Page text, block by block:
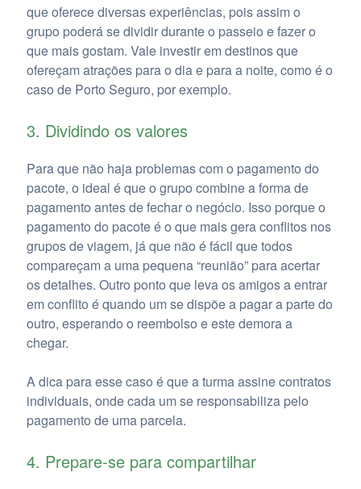
que oferece diversas experiências, pois assim o
grupo poderá se dividir durante o passeio e fazer o
que mais gostam. Vale investir em destinos que
ofereçam atrações para o dia e para a noite, como é o
caso de Porto Seguro, por exemplo.
3. Dividindo os valores
Para que não haja problemas com o pagamento do
pacote, o ideal é que o grupo combine a forma de
pagamento antes de fechar o negócio. Isso porque o
pagamento do pacote é o que mais gera conflitos nos
grupos de viagem, já que não é fácil que todos
compareçam a uma pequena “reunião” para acertar
os detalhes. Outro ponto que leva os amigos a entrar
em conflito é quando um se dispõe a pagar a parte do
outro, esperando o reembolso e este demora a
chegar.
A dica para esse caso é que a turma assine contratos
individuais, onde cada um se responsabiliza pelo
pagamento de uma parcela.
4. Prepare-se para compartilhar